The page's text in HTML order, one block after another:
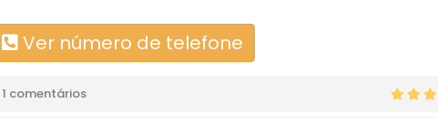
Ver número de telefone
1 comentários